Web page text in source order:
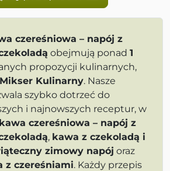
czereśniowa – napój z
obejmują ponad 1
propozycji kulinarnych,
Mikser Kulinarny. Nasze
szybko dotrzeć do
i najnowszych receptur, w
kawa czereśniowa – napój z
, kawa z czekoladą i
zimowy napój oraz
z czereśniami. Każdy przepis